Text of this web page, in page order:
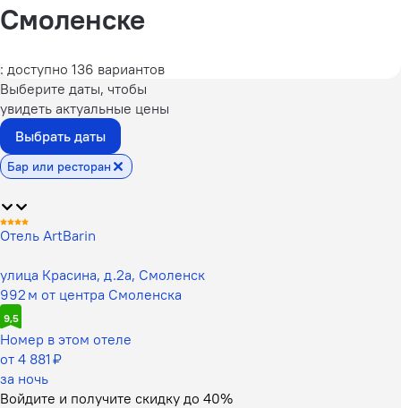
Смоленске
: доступно 136 вариантов
Выберите даты, чтобы
увидеть актуальные цены
Выбрать даты
Бар или ресторан
Отель ArtBarin
улица Красина, д.2а, Смоленск
992 м от центра Смоленска
9,5
Номер в этом отеле
от 4 881 ₽
за ночь
Войдите и получите скидку до 40%